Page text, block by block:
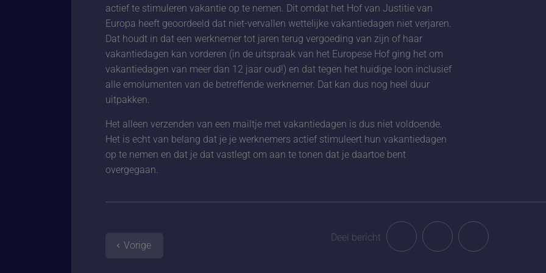
actief te stimuleren vakantie op te nemen. Dit omdat het Hof van Justitie van
Europa heeft geoordeeld dat niet-vervallen wettelijke vakantiedagen niet verjaren.
Dat houdt in dat een werknemer tot jaren terug vergoeding van zijn of haar
vakantiedagen kan vorderen (in de uitspraak van het Europese Hof ging het om
vakantiedagen van meer dan 12 jaar oud!) en dat tegen het huidige loon inclusief
alle emolumenten van de betreffende werknemer. Dat kan dus nog heel duur
uitpakken.
Het alleen verzenden van een mailtje met vakantiedagen is dus niet voldoende.
Het is echt van belang dat je je werknemers actief stimuleert hun vakantiedagen
op te nemen en dat je dat vastlegt om aan te tonen dat je daartoe bent
overgegaan.
Vorige
Deel bericht